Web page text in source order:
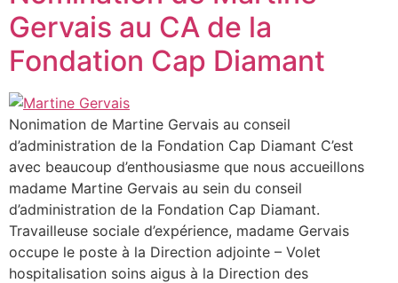
Gervais au CA de la
Fondation Cap Diamant
Nonimation de Martine Gervais au conseil
d’administration de la Fondation Cap Diamant C’est
avec beaucoup d’enthousiasme que nous accueillons
madame Martine Gervais au sein du conseil
d’administration de la Fondation Cap Diamant.
Travailleuse sociale d’expérience, madame Gervais
occupe le poste à la Direction adjointe – Volet
hospitalisation soins aigus à la Direction des